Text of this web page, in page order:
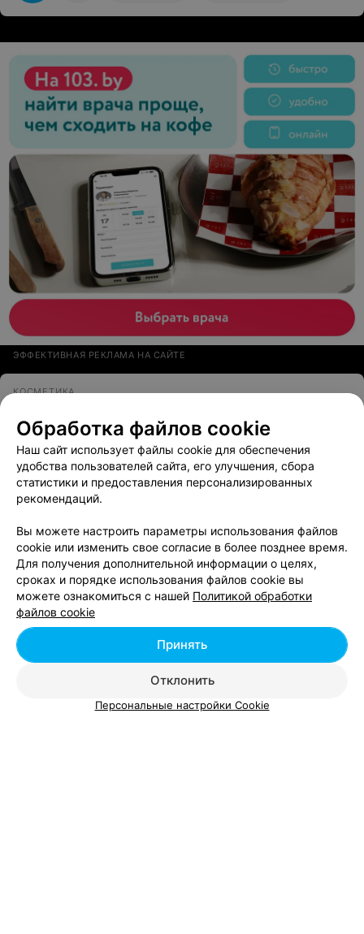
ЭФФЕКТИВНАЯ РЕКЛАМА НА САЙТЕ
КОСМЕТИКА
Белита-Витэкс
Брест, ул. Гаврилова, 15 до 20:00
Отзывы Все адреса
Добавить компанию
Добавить специалиста
Обработка файлов cookie
Наш сайт использует файлы cookie для обеспечения
удобства пользователей сайта, его улучшения, сбора
статистики и предоставления персонализированных
рекомендаций.
Вы можете настроить параметры использования файлов
cookie или изменить свое согласие в более позднее время.
Для получения дополнительной информации о целях,
сроках и порядке использования файлов cookie вы
можете ознакомиться с нашей Политикой обработки
файлов cookie
Отклонить
Принять
Персональные настройки Cookie